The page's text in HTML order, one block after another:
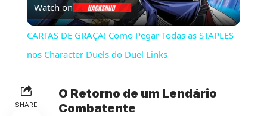
Video
Watch on
CARTAS DE GRAÇA! Como Pegar Todas as STAPLES
nos Character Duels do Duel Links
SHARE
O Retorno de um Lendário
Combatente